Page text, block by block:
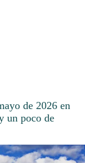
de 2026 en
un poco de